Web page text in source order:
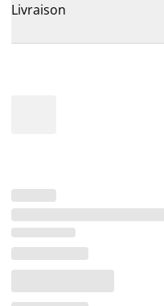
Livraison